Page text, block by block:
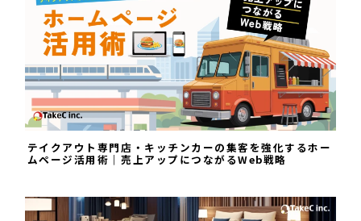
テイクアウト専門店・キッチンカーの集客を強化するホー
ムページ活用術｜売上アップにつながるWeb戦略